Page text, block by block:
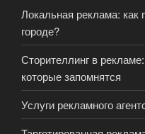
Локальная реклама: как
городе?
Сторителлинг в
которые запомнятся
Услуги рекламного